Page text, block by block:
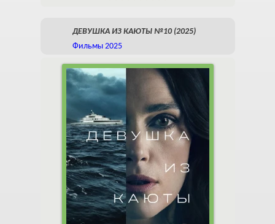
ДЕВУШКА ИЗ КАЮТЫ №10 (2025)
Фильмы 2025